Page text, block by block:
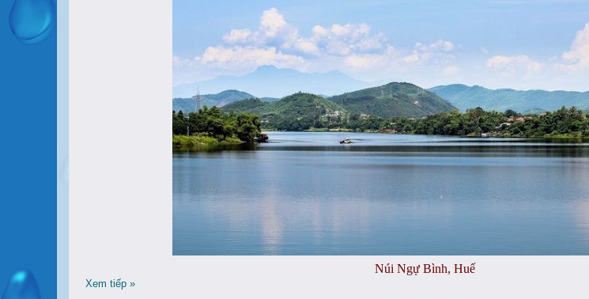
Núi Ngự Bình, Huế
Xem tiếp »